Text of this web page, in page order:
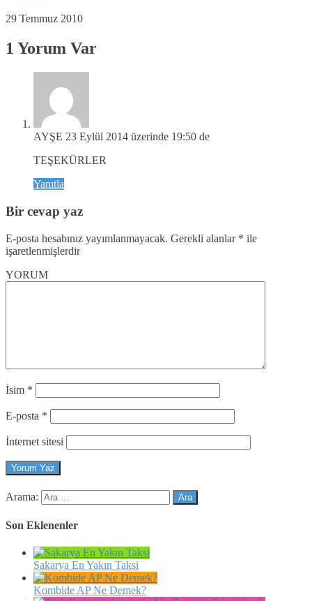
29 Temmuz 2010
1 Yorum Var
AYŞE 23 Eylül 2014 üzerinde 19:50 de
TEŞEKÜRLER
Yanıtla
Bir cevap yaz
E-posta hesabınız yayımlanmayacak. Gerekli alanlar * ile
işaretlenmişlerdir
YORUM
İsim *
E-posta *
İnternet sitesi
Arama:
Son Eklenenler
Sakarya En Yakın Taksi
Kombide AP Ne Demek?